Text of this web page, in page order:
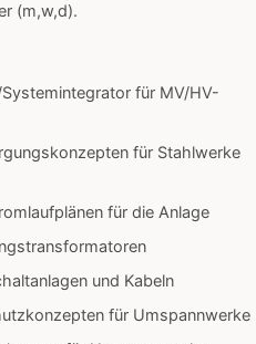
(m,w,d).
für MV/HV-
für Stahlwerke
für die Anlage
und Kabeln
für Umspannwerke